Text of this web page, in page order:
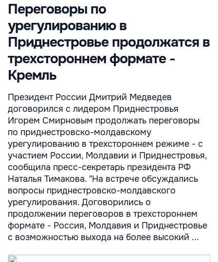
Переговоры по
урегулированию в
Приднестровье продолжатся в
трехстороннем формате -
Кремль
Президент России Дмитрий Медведев
договорился с лидером Приднестровья
Игорем Смирновым продолжать переговоры
по приднестровско-молдавскому
урегулированию в трехстороннем режиме - с
участием России, Молдавии и Приднестровья,
сообщила пресс-секретарь президента РФ
Наталья Тимакова. "На встрече обсуждались
вопросы приднестровско-молдавского
урегулирования. Договорились о
продолжении переговоров в трехстороннем
формате - Россия, Молдавия и Приднестровье
с возможностью выхода на более высокий ...